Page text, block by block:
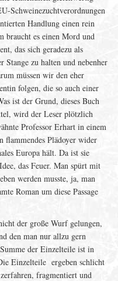
Schweinezuchtverordnungen
Handlung einen rein
braucht es einen Mord und
das sich geradezu als
Stange zu halten und nebenher
müssen wir den eher
folgen, die so auch einer
ist der Grund, dieses Buch
wird der Leser plötzlich
Professor Erhart in einem
flammendes Plädoyer wider
Europa hält. Da ist sie
das Feuer. Man spürt mit
werden musste, ja, man
Roman um diese Passage
der große Wurf gelungen,
den man nur allzu gern
der Einzelteile ist in
Einzelteile ergeben schlicht
fragmentiert und